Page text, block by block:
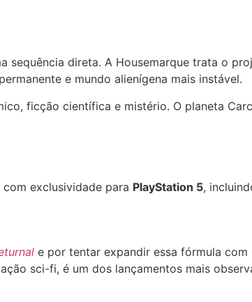
sequência direta. A Housemarque trata o
e mundo alienígena mais instável.
ficção científica e mistério. O planeta
com exclusividade para PlayStation 5,
e por tentar expandir essa fórmula
sci-fi, é um dos lançamentos mais